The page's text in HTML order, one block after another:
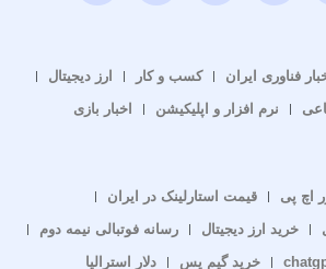
فناوری ایران کسب و کار
ارز دیجیتال
نرم افزار و اپلیکیشن اخبار بازی
اچ پی
قیمت استارلینک در ایران
خرید ارز دیجیتال
رسانه فوتبالی نیمه دوم
خرید گیم پس دلار استرالیا